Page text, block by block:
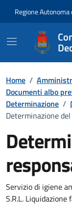
Regione Autonoma
Home /
Documenti albo
Determinazione /
Determinazione
Dettaglio del
Servizio di igiene
S.R.L.